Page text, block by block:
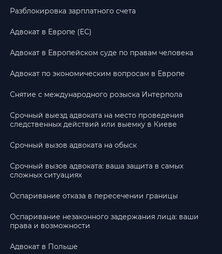
Разблокировка зарплатного счета
Адвокат в Европе (ЕС)
Адвокат в Европейском суде по правам человека
Адвокат по экономическим вопросам в Европе
Снятие с международного розыска Интерпола
Срочный выезд адвоката на место проведения
следственных действий или выемку в Киеве
Срочный вызов адвоката на обыск
Срочный вызов адвоката: ваша защита в самых
сложных ситуациях
Оспаривание отказа в пересечении границы
Оспаривание незаконного задержания лица: ваши
права и возможности
Адвокат в Польше